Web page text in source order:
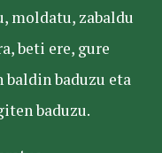
moldatu, zabaldu
beti ere, gure
baduzu eta
baduzu.